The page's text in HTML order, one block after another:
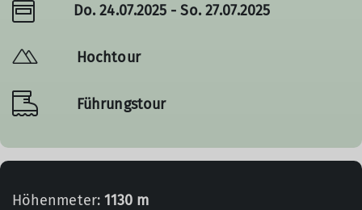
Do. 24.07.2025 - So. 27.07.2025
Hochtour
Führungstour
Höhenmeter: 1130 m